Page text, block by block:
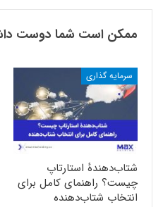
ممکن است شما دوست
سرمایه گذاری
شتاب‌دهندهٔ استارتاپ
چیست؟ راهنمای کامل برای
انتخاب شتا‌ب‌دهنده